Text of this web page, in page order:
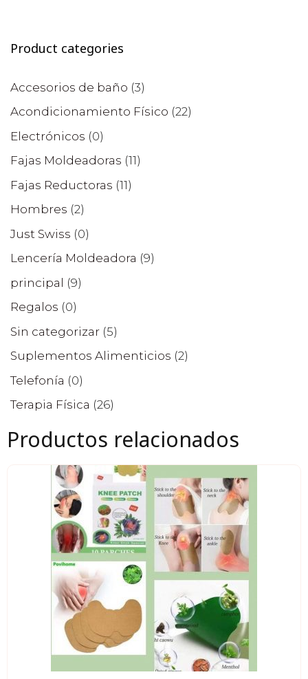
Product categories
Accesorios de baño (3)
Acondicionamiento Físico (22)
Electrónicos (0)
Fajas Moldeadoras (11)
Fajas Reductoras (11)
Hombres (2)
Just Swiss (0)
Lencería Moldeadora (9)
principal (9)
Regalos (0)
Sin categorizar (5)
Suplementos Alimenticios (2)
Telefonía (0)
Terapia Física (26)
Productos relacionados